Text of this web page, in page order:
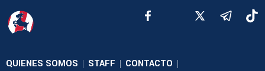
QUIENES SOMOS | STAFF | CONTACTO |